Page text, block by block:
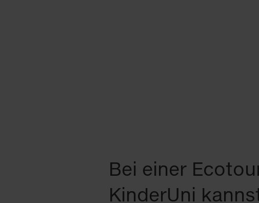
Bei einer
KinderUni